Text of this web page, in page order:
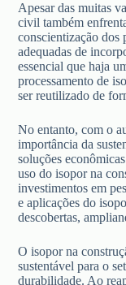
Apesar das muitas
civil também
conscientização dos
adequadas de
essencial que haja
processamento de
ser reutilizado de
No entanto, com o
importância da
soluções
uso do isopor na
investimentos em
e aplicações do
descobertas,
O isopor na
sustentável para o
durabilidade. Ao